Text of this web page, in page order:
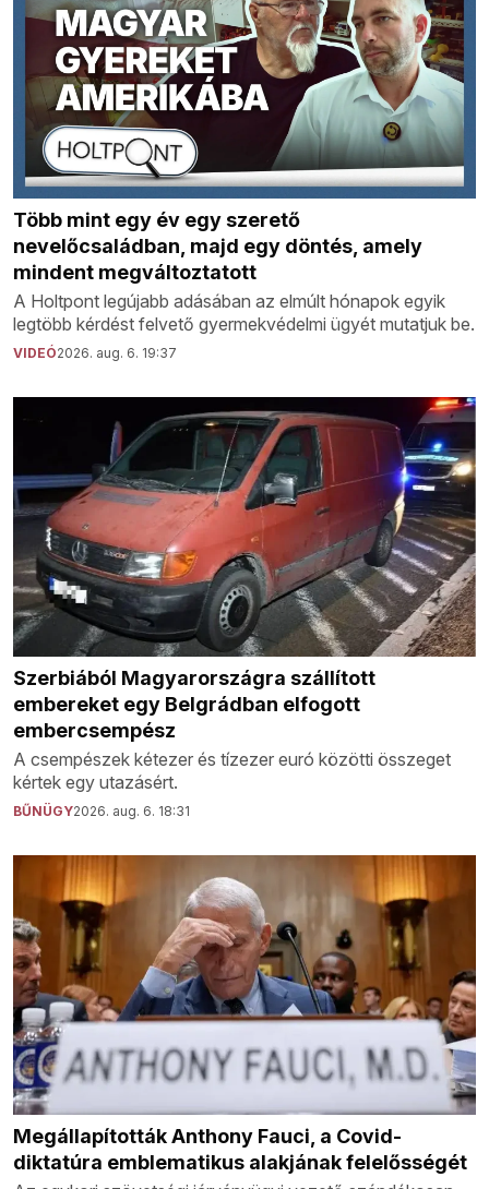
Több mint egy év egy szerető
nevelőcsaládban, majd egy döntés, amely
mindent megváltoztatott
A Holtpont legújabb adásában az elmúlt hónapok egyik
legtöbb kérdést felvető gyermekvédelmi ügyét mutatjuk be.
VIDEÓ2026. aug. 6. 19:37
Szerbiából Magyarországra szállított
embereket egy Belgrádban elfogott
embercsempész
A csempészek kétezer és tízezer euró közötti összeget
kértek egy utazásért.
BŰNÜGY2026. aug. 6. 18:31
Megállapították Anthony Fauci, a Covid-
diktatúra emblematikus alakjának felelősségét